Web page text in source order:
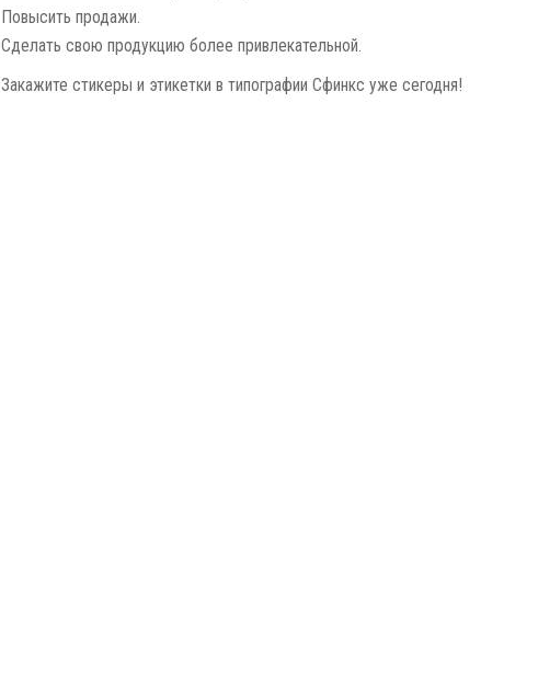
Повысить продажи.
Сделать свою продукцию более привлекательной.
Закажите стикеры и этикетки в типографии Сфинкс уже сегодня!